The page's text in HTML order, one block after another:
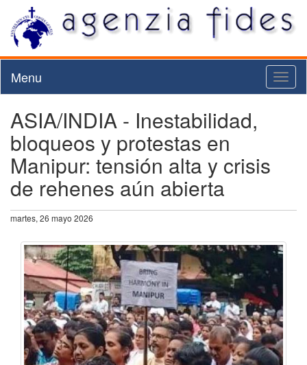
Menu
ASIA/INDIA - Inestabilidad,
bloqueos y protestas en
Manipur: tensión alta y crisis
de rehenes aún abierta
martes, 26 mayo 2026